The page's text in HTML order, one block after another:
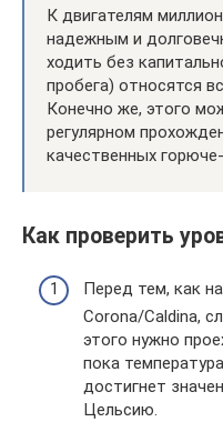
К двигателям
надежным и
ходить без
пробега) относятся
Конечно же, этого
регулярном
качественных
Как проверить
Перед тем, как
Corona/Caldina,
этого нужно
пока
достигнет
Цельсию.